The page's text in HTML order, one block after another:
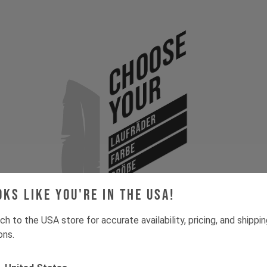
like you're in the USA!
to the USA store for accurate availability, pricing, and
Choose
Your
Laufräder
Farbe
Größe